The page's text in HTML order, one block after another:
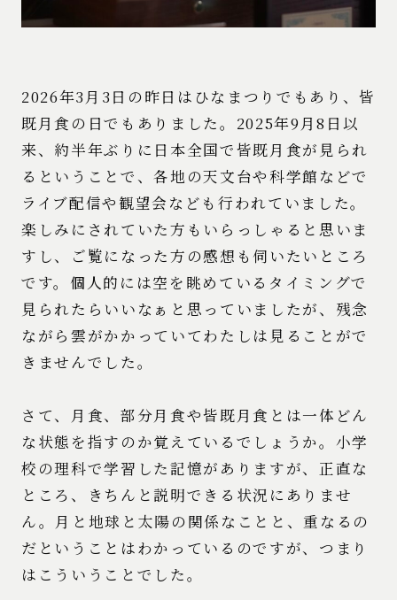
2026年3月3日の昨日はひなまつりでもあり、皆
既月食の日でもありました。2025年9月8日以
来、約半年ぶりに日本全国で皆既月食が見られ
るということで、各地の天文台や科学館などで
ライブ配信や観望会なども行われていました。
楽しみにされていた方もいらっしゃると思いま
すし、ご覧になった方の感想も伺いたいところ
です。個人的には空を眺めているタイミングで
見られたらいいなぁと思っていましたが、残念
ながら雲がかかっていてわたしは見ることがで
きませんでした。
さて、月食、部分月食や皆既月食とは一体どん
な状態を指すのか覚えているでしょうか。小学
校の理科で学習した記憶がありますが、正直な
ところ、きちんと説明できる状況にありませ
ん。月と地球と太陽の関係なことと、重なるの
だということはわかっているのですが、つまり
はこういうことでした。